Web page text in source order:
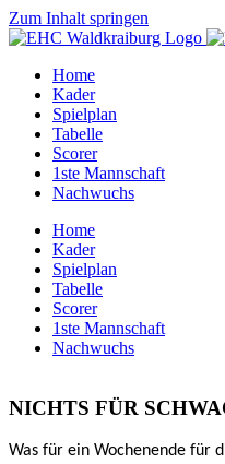
Zum Inhalt springen
Home
Kader
Spielplan
Tabelle
Scorer
1ste Mannschaft
Nachwuchs
Home
Kader
Spielplan
Tabelle
Scorer
1ste Mannschaft
Nachwuchs
NICHTS FÜR
Was für ein Wochenende für